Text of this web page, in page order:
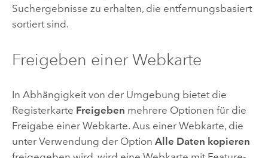
Suchergebnisse zu erhalten, die entfernungsbasiert
sortiert sind.
Freigeben einer Webkarte
In Abhängigkeit von der Umgebung bietet die
Registerkarte Freigeben mehrere Optionen für die
Freigabe einer Webkarte. Aus einer Webkarte, die
unter Verwendung der Option Alle Daten kopieren